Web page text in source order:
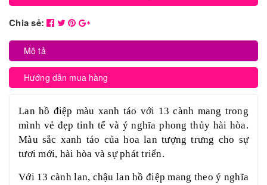
Chia sẻ:
Mô tả
Hướng dẫn mua hàng
Lan hồ điệp màu xanh táo với 13 cành mang trong
mình vẻ đẹp tinh tế và ý nghĩa phong thủy hài hòa.
Màu sắc xanh táo của hoa lan tượng trưng cho sự
tươi mới, hài hòa và sự phát triển.
Với 13 cành lan, chậu lan hồ điệp mang theo ý nghĩa